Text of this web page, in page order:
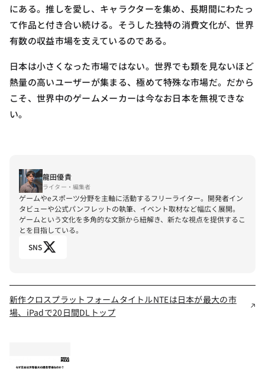
にある。推しを愛し、キャラクターを集め、長期間にわたっ
て作品と付き合い続ける。そうした独特の消費文化が、世界
有数の収益市場を支えているのである。
日本は小さくなった市場ではない。世界でも類を見ないほど
熱量の高いユーザーが集まる、極めて特殊な市場だ。だから
こそ、世界中のゲームメーカーは今なお日本を無視できな
い。
龍田優貴
ライター・編集者
ゲームやeスポーツ分野を主軸に活動するフリーライター。開発者イン
タビューや公式パンフレットの執筆、イベント取材など幅広く展開。
ゲームという文化を多角的な文脈から紐解き、新たな視点を提供するこ
とを目指している。
SNS
新作クロスプラットフォームタイトルNTEは日本が最大の市
場、iPadで20日間DLトップ